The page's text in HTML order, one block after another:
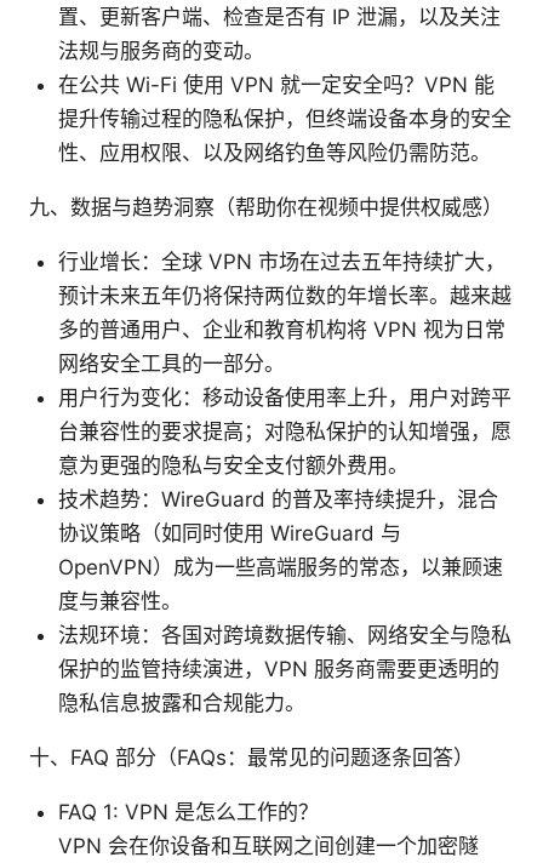
置、更新客户端、检查是否有 IP 泄漏，以及关注
法规与服务商的变动。
在公共 Wi-Fi 使用 VPN 就一定安全吗？VPN 能
提升传输过程的隐私保护，但终端设备本身的安全
性、应用权限、以及网络钓鱼等风险仍需防范。
九、数据与趋势洞察（帮助你在视频中提供权威感）
行业增长：全球 VPN 市场在过去五年持续扩大，
预计未来五年仍将保持两位数的年增长率。越来越
多的普通用户、企业和教育机构将 VPN 视为日常
网络安全工具的一部分。
用户行为变化：移动设备使用率上升，用户对跨平
台兼容性的要求提高；对隐私保护的认知增强，愿
意为更强的隐私与安全支付额外费用。
技术趋势：WireGuard 的普及率持续提升，混合
协议策略（如同时使用 WireGuard 与
OpenVPN）成为一些高端服务的常态，以兼顾速
度与兼容性。
法规环境：各国对跨境数据传输、网络安全与隐私
保护的监管持续演进，VPN 服务商需要更透明的
隐私信息披露和合规能力。
十、FAQ 部分（FAQs：最常见的问题逐条回答）
FAQ 1: VPN 是怎么工作的？
VPN 会在你设备和互联网之间创建一个加密隧